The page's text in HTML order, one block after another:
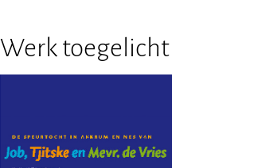
Werk toegelicht